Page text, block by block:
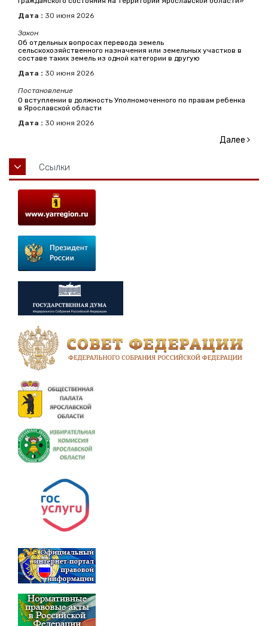
Дата : 30 июня 2026
Закон
Об отдельных вопросах перевода земель
сельскохозяйственного назначения или земельных участков в
составе таких земель из одной категории в другую
Дата : 30 июня 2026
Постановление
О вступлении в должность Уполномоченного по правам ребенка
в Ярославской области
Дата : 30 июня 2026
Далее
Ссылки